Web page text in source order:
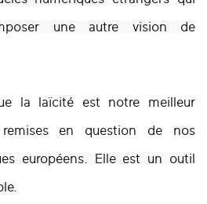
une autre vision de
la laïcité est notre meilleur
en question de nos
européens. Elle est un outil